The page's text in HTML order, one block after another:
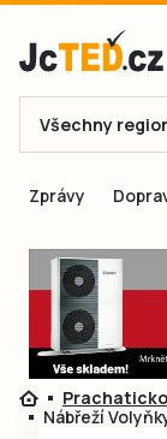
E-mail
Všechny
Zprávy
Prachaticko
Nábřeží